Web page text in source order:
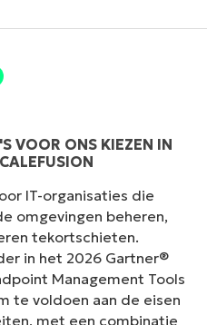
VOOR ONS KIEZEN IN
IT-organisaties die
omgevingen beheren,
tekortschieten.
in het 2026 Gartner®
Management Tools
te voldoen aan de eisen
met een combinatie